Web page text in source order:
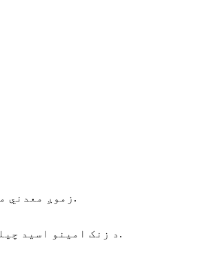
زموږ معدني محلولونه ستاسو د څارویو سور ګنبد او ځلیدونکي بڼکې، پیاوړې پنجې او پښې، او لږ اوبه څاڅي.
۱. د زنک امینو اسید چیلیټ ۲. منګنیز امینو اسید چیلیټ ۳. د مسو سلفیټ ۴. سوډیم سیلینیټ ۵. فیرس امینو اسید چیلیټ.